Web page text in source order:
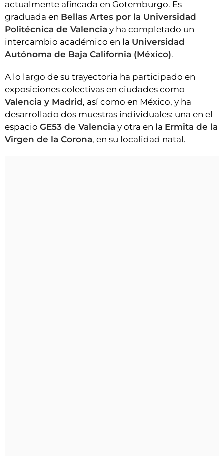
actualmente afincada en Gotemburgo. Es
graduada en Bellas Artes por la Universidad
Politécnica de Valencia y ha completado un
intercambio académico en la Universidad
Autónoma de Baja California (México).
A lo largo de su trayectoria ha participado en
exposiciones colectivas en ciudades como
Valencia y Madrid, así como en México, y ha
desarrollado dos muestras individuales: una en el
espacio GE53 de Valencia y otra en la Ermita de la
Virgen de la Corona, en su localidad natal.